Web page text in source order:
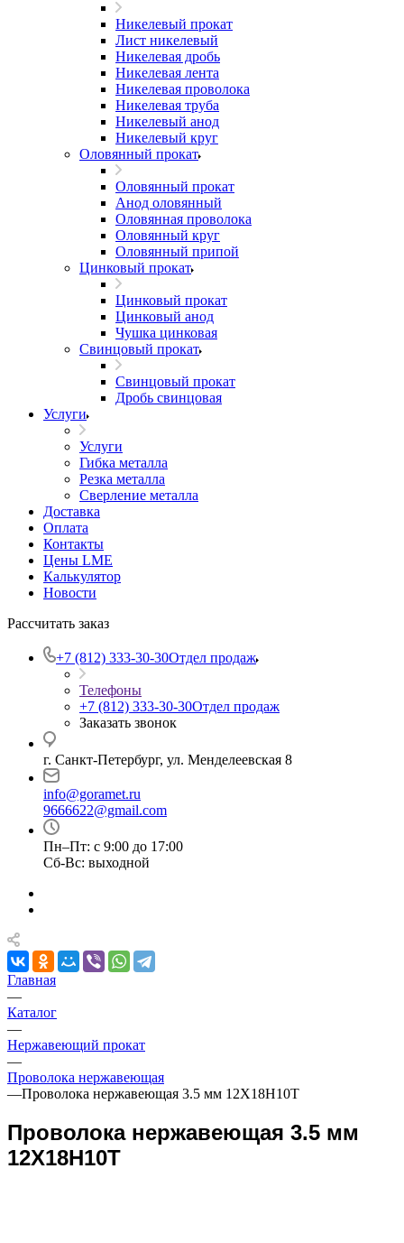
Никелевый прокат
Лист никелевый
Никелевая дробь
Никелевая лента
Никелевая проволока
Никелевая труба
Никелевый анод
Никелевый круг
Оловянный прокат
Оловянный прокат
Анод оловянный
Оловянная проволока
Оловянный круг
Оловянный припой
Цинковый прокат
Цинковый прокат
Цинковый анод
Чушка цинковая
Свинцовый прокат
Свинцовый прокат
Дробь свинцовая
Услуги
Услуги
Гибка металла
Резка металла
Сверление металла
Доставка
Оплата
Контакты
Цены LME
Калькулятор
Новости
Рассчитать заказ
+7 (812) 333-30-30Отдел продаж
Телефоны
+7 (812) 333-30-30Отдел продаж
Заказать звонок
г. Санкт-Петербург, ул. Менделеевская 8
info@goramet.ru
9666622@gmail.com
Пн–Пт: с 9:00 до 17:00
Сб-Вс: выходной
Главная
—
Каталог
—
Нержавеющий прокат
—
Проволока нержавеющая
—Проволока нержавеющая 3.5 мм 12Х18Н10Т
Проволока нержавеющая 3.5 мм
12Х18Н10Т